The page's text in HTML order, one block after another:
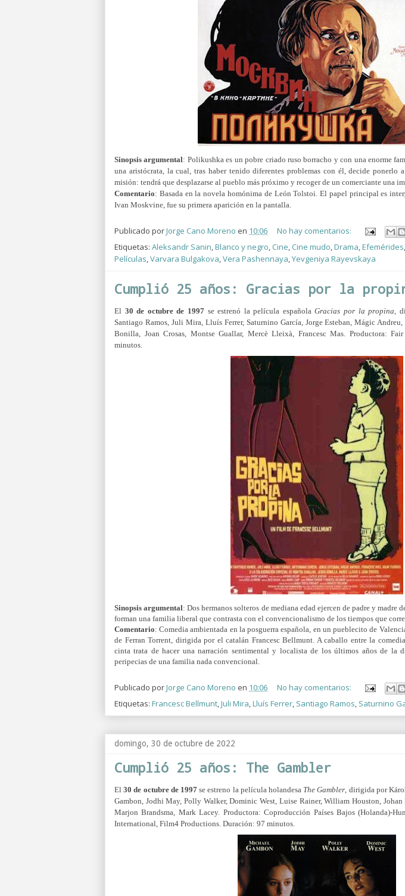
Sinopsis argumental: Polikushka es un pobre criado ruso borracho y con una enorme
una aristócrata, la cual, tras haber tenido diferentes problemas con él, decide ponerlo
misión: tendrá que desplazarse al pueblo más próximo y recoger de un comerciante una
Comentario: Basada en la novela homónima de León Tolstoi. El papel principal es
Ivan Moskvine, fue su primera aparición en la pantalla.
Publicado porJorge Cano Moreno en 10:06
No hay comentarios:
Etiquetas: Aleksandr Sanin,Blanco y negro, Cine, Cine mudo,Drama,Efemérides,
Películas,Varvara Bulgakova,Vera Pashennaya,Yevgeniya Rayevskaya
Cumplió 25 años: Gracias por la
El 30 de octubre de 1997se estrenó la película españolaGracias por la propina ,
Santiago Ramos, Juli Mira, Lluís Ferrer, Saturnino García, Jorge Esteban, Mágic Andreu,
Bonilla, Joan Crosas, Montse Guallar, Mercè Lleixà, Francesc Mas. Productora:
minutos.
Sinopsis argumental: Dos hermanos solteros de mediana edad ejercen de padre y madre
forman una familia liberal que contrasta con el convencionalismo de los tiempos que
Comentario: Comedia ambientada en la posguerra española, en un pueblecito de
de Ferran Torrent, dirigida por el catalán Francesc Bellmunt. A caballo entre la
cinta trata de hacer una narración sentimental y localista de los últimos años de la
peripecias de una familia nada convencional.
Publicado porJorge Cano Moreno en 10:06
No hay comentarios:
Etiquetas: Francesc Bellmunt,Juli Mira,Lluís Ferrer, Santiago Ramos, Saturnino
domingo, 30 de octubre de 2022
Cumplió 25 años: The Gambler
El 30 de octubre de 1997 se estreno la película holandesa The Gambler , dirigida por
Gambon, Jodhi May, Polly Walker, Dominic West, Luise Rainer, William Houston,
Marjon Brandsma, Mark Lacey. Productora:Coproducción Países Bajos (Holanda)-
International, Film4 Productions. Duración: 97 minutos.